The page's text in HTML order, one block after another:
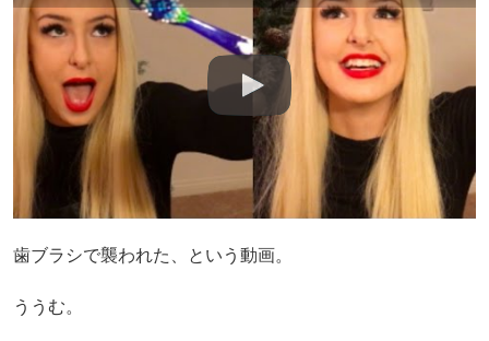
歯ブラシで襲われた、という動画。
ううむ。